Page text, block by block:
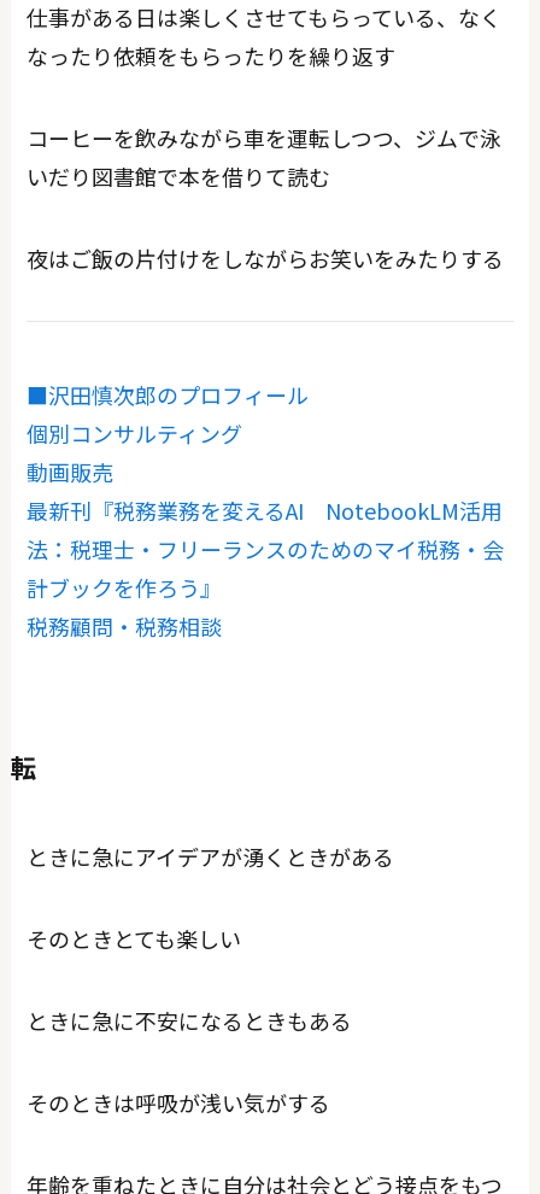
仕事がある日は楽しくさせてもらっている、なく
なったり依頼をもらったりを繰り返す
コーヒーを飲みながら車を運転しつつ、ジムで泳
いだり図書館で本を借りて読む
夜はご飯の片付けをしながらお笑いをみたりする
■沢田慎次郎のプロフィール
個別コンサルティング
動画販売
最新刊『税務業務を変えるAI NotebookLM活用
法：税理士・フリーランスのためのマイ税務・会
計ブックを作ろう』
税務顧問・税務相談
転
ときに急にアイデアが湧くときがある
そのときとても楽しい
ときに急に不安になるときもある
そのときは呼吸が浅い気がする
年齢を重ねたときに自分は社会とどう接点をもつ